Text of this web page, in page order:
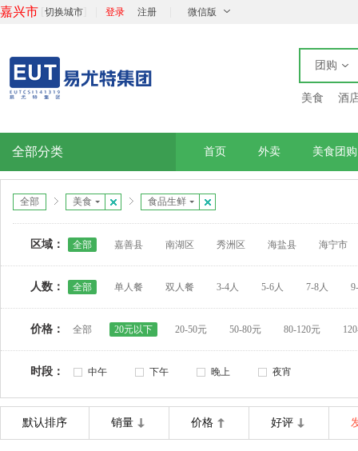
嘉兴市 切换城市 登录 注册 微信版
团购
美食 酒
全部分类 首页 外卖 美食团购
全部 美食 食品生鲜
区域： 全部 嘉善县 南湖区 秀洲区 海盐县 海宁市
人数： 全部 单人餐 双人餐 3-4人 5-6人 7-8人
价格： 全部 20元以下 20-50元 50-80元 80-120元
时段： 中午 下午 晚上 夜宵
默认排序 销量 价格 好评